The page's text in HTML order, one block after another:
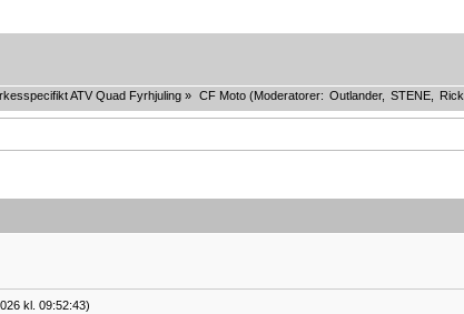
ATV Quad Fyrhjuling» CF Moto(Moderatorer: Outlander, STENE,
kl. 09:52:43)